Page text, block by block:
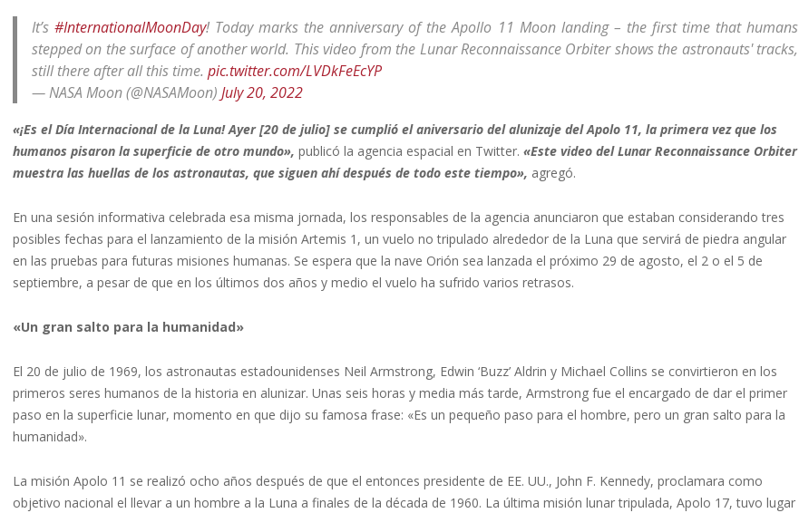
It’s#InternationalMoonDay! Today marks the anniversary of the Apollo 11 Moon landing – the first time that humans
stepped on the surface of another world. This video from the Lunar Reconnaissance Orbiter shows the astronauts' tracks,
still there after all this time. pic.twitter.com/LVDkFeEcYP
— NASA Moon (@NASAMoon) July 20, 2022
«¡Es el Día Internacional de la Luna! Ayer [20 de julio] se cumplió el aniversario del alunizaje del Apolo 11, la primera vez que los
humanos pisaron la superficie de otro mundo», publicó la agencia espacial en Twitter. «Este video del Lunar Reconnaissance Orbiter
muestra las huellas de los astronautas, que siguen ahí después de todo este tiempo», agregó.
En una sesión informativa celebrada esa misma jornada, los responsables de la agencia anunciaron que estaban considerando tres
posibles fechas para el lanzamiento de la misión Artemis 1, un vuelo no tripulado alrededor de la Luna que servirá de piedra angular
en las pruebas para futuras misiones humanas. Se espera que la nave Orión sea lanzada el próximo 29 de agosto, el 2 o el 5 de
septiembre, a pesar de que en los últimos dos años y medio el vuelo ha sufrido varios retrasos.
«Un gran salto para la humanidad»
El 20 de julio de 1969, los astronautas estadounidenses Neil Armstrong, Edwin ‘Buzz’ Aldrin y Michael Collins se convirtieron en los
primeros seres humanos de la historia en alunizar. Unas seis horas y media más tarde, Armstrong fue el encargado de dar el primer
paso en la superficie lunar, momento en que dijo su famosa frase: «Es un pequeño paso para el hombre, pero un gran salto para la
humanidad».
La misión Apolo 11 se realizó ocho años después de que el entonces presidente de EE. UU., John F. Kennedy, proclamara como
objetivo nacional el llevar a un hombre a la Luna a finales de la década de 1960. La última misión lunar tripulada, Apolo 17, tuvo lugar